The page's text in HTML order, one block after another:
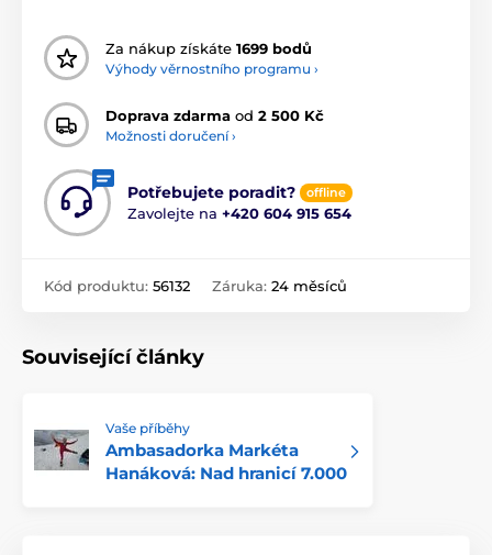
Za nákup získáte 1699 bodů
Výhody věrnostního programu ›
Doprava zdarma od 2 500 Kč
Možnosti doručení ›
Potřebujete poradit? offline
Zavolejte na +420 604 915 654
Kód produktu: 56132 Záruka: 24 měsíců
Související články
Vaše příběhy
Ambasadorka Markéta
Hanáková: Nad hranicí 7.000